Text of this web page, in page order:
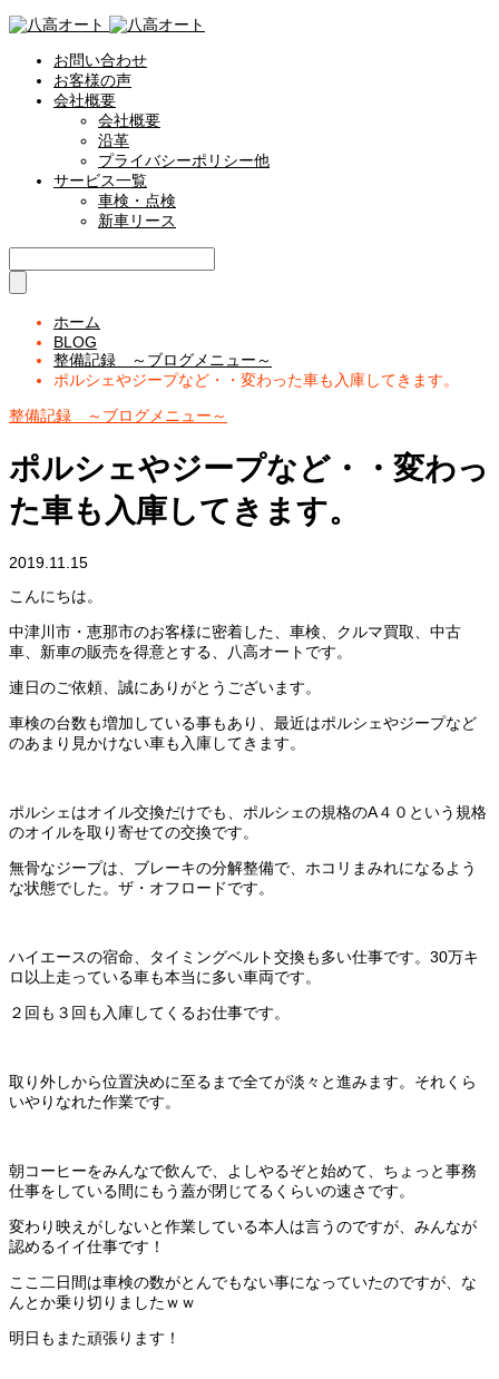
お問い合わせ
お客様の声
会社概要
会社概要
沿革
プライバシーポリシー他
サービス一覧
車検・点検
新車リース
ホーム
BLOG
整備記録 ～ブログメニュー～
ポルシェやジープなど・・変わった車も入庫してきます。
整備記録 ～ブログメニュー～
ポルシェやジープなど・・変わっ
た車も入庫してきます。
2019.11.15
こんにちは。
中津川市・恵那市のお客様に密着した、車検、クルマ買取、中古
車、新車の販売を得意とする、八高オートです。
連日のご依頼、誠にありがとうございます。
車検の台数も増加している事もあり、最近はポルシェやジープなど
のあまり見かけない車も入庫してきます。
ポルシェはオイル交換だけでも、ポルシェの規格のA４０という規格
のオイルを取り寄せての交換です。
無骨なジープは、ブレーキの分解整備で、ホコリまみれになるよう
な状態でした。ザ・オフロードです。
ハイエースの宿命、タイミングベルト交換も多い仕事です。30万キ
ロ以上走っている車も本当に多い車両です。
２回も３回も入庫してくるお仕事です。
取り外しから位置決めに至るまで全てが淡々と進みます。それくら
いやりなれた作業です。
朝コーヒーをみんなで飲んで、よしやるぞと始めて、ちょっと事務
仕事をしている間にもう蓋が閉じてるくらいの速さです。
変わり映えがしないと作業している本人は言うのですが、みんなが
認めるイイ仕事です！
ここ二日間は車検の数がとんでもない事になっていたのですが、な
んとか乗り切りましたｗｗ
明日もまた頑張ります！